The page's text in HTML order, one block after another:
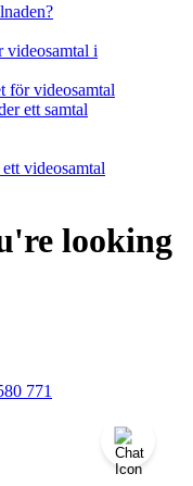
i
för videosamtal
ett samtal
videosamtal
looking
771